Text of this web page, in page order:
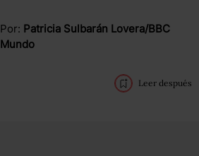
Por: Patricia Sulbarán Lovera/BBC
Mundo
Leer después